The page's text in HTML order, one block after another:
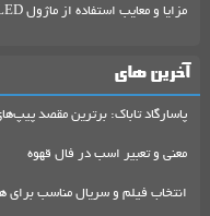
مزایا و معایب استفاده از ماژول LED در روشنایی خانگ
آخرین های
پاسارگاد تاباک: برترین مقصد
معنی و تعبیر اسب در فال قهوه
انتخاب فیلم و سریال مناسب برای